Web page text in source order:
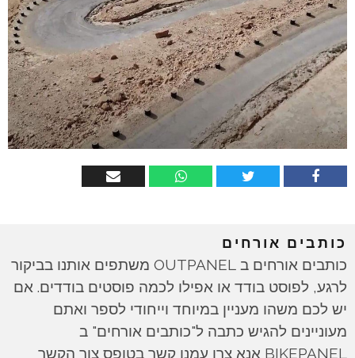
כותבים אורחים
כותבים אורחים ב OUTPANEL משתפים אותנו בביקור
לרגע, לפוסט בודד או אפילו לכמה פוסטים בודדים. אם
יש לכם משהו מעניין במיוחד וייחודי לספר ואתם
מעוניינים להגיש כתבה ל"כותבים אורחים" ב
BIKEPANEL אנא צרו עמנו קשר בטופס צור הקשר